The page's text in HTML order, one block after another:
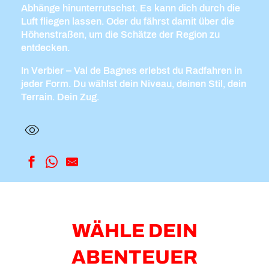
Abhänge hinunterrutschst. Es kann dich durch die
Luft fliegen lassen. Oder du fährst damit über die
Höhenstraßen, um die Schätze der Region zu
entdecken.
In Verbier – Val de Bagnes erlebst du Radfahren in
jeder Form. Du wählst dein Niveau, deinen Stil, dein
Terrain. Dein Zug.
WÄHLE DEIN
ABENTEUER